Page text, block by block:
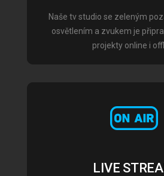
Naše tv studio se zeleným
osvětlením a zvukem je
projekty online i
LIVE